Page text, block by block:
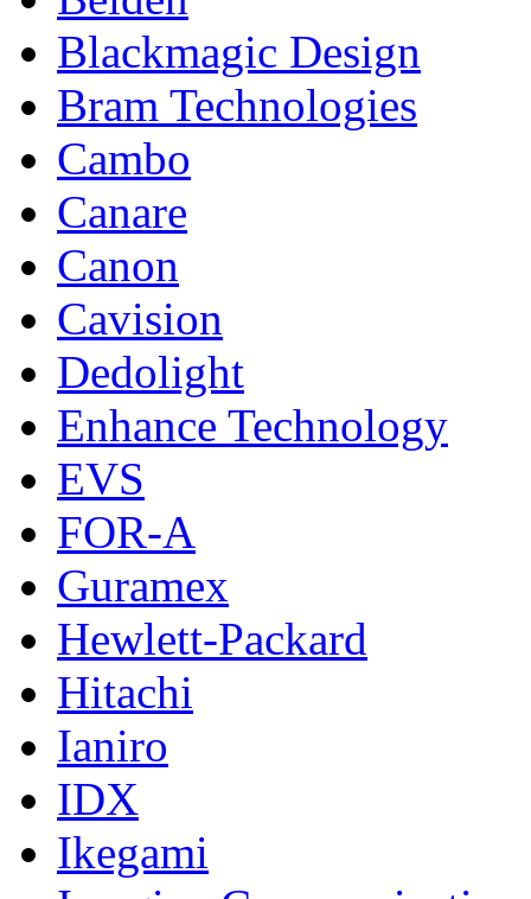
Blackmagic Design
Bram Technologies
Cambo
Canare
Canon
Cavision
Dedolight
Enhance Technology
EVS
FOR-A
Guramex
Hewlett-Packard
Hitachi
Ianiro
IDX
Ikegami